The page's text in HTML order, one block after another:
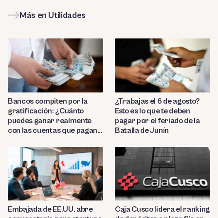
Más en Utilidades
Bancos compiten por la
gratificación: ¿Cuánto
puedes ganar realmente
con las cuentas que pagan
¿Trabajas el 6 de agosto?
Esto es lo que te deben
pagar por el feriado de la
Batalla de Junín
Embajada de EE.UU. abre
Caja Cusco lidera el ranking